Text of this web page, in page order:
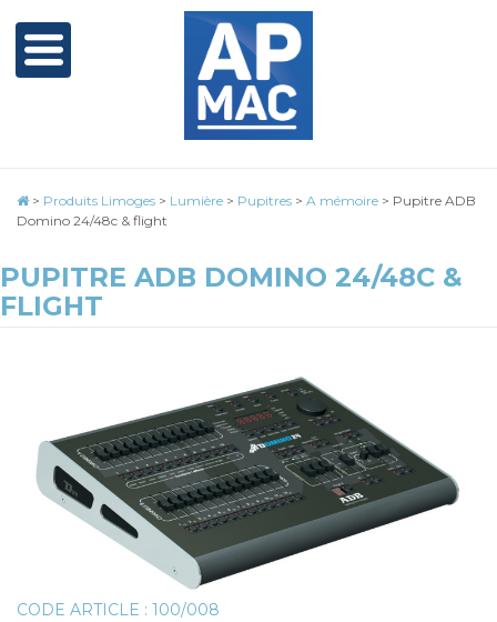
> Produits Limoges > Lumière > Pupitres > A mémoire > Pupitre ADB
Domino 24/48c & flight
PUPITRE ADB DOMINO 24/48C &
FLIGHT
CODE ARTICLE : 100/008